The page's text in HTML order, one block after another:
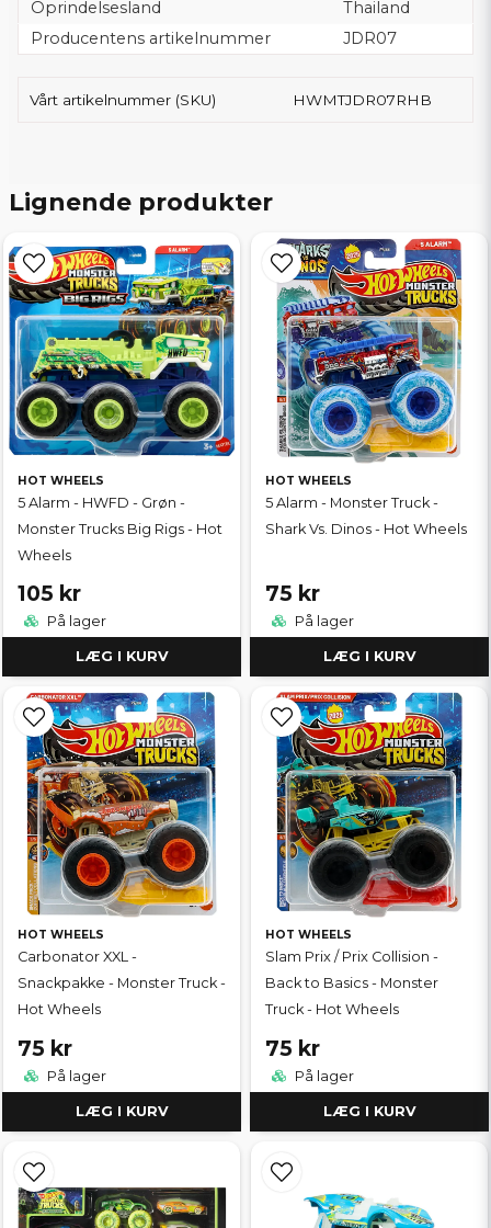
Oprindelsesland
Thailand
Producentens artikelnummer
JDR07
Vårt artikelnummer (SKU) HWMTJDR07RHB
Lignende produkter
HOT WHEELS
5 Alarm - HWFD - Grøn -
Monster Trucks Big Rigs - Hot
Wheels
105 kr
På lager
LÆG I KURV
HOT WHEELS
5 Alarm - Monster Truck -
Shark Vs. Dinos - Hot Wheels
75 kr
På lager
LÆG I KURV
HOT WHEELS
Carbonator XXL -
Snackpakke - Monster Truck -
Hot Wheels
75 kr
På lager
LÆG I KURV
HOT WHEELS
Slam Prix / Prix Collision -
Back to Basics - Monster
Truck - Hot Wheels
75 kr
På lager
LÆG I KURV